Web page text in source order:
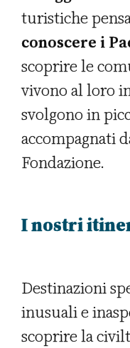
turistiche
conoscere i
scoprire le
vivono al loro
svolgono in
accompagnati
Fondazione.
I nostri
Destinazioni
inusuali e
scoprire la